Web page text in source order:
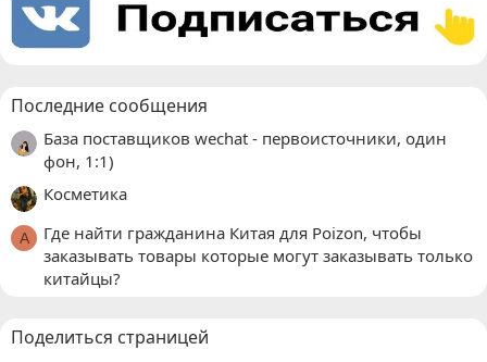
Последние сообщения
База поставщиков wechat - первоисточники, один
фон, 1:1)
Косметика
A
Где найти гражданина Китая для Poizon, чтобы
заказывать товары которые могут заказывать только
китайцы?
Поделиться страницей